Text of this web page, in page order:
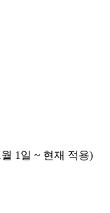
1일 ~ 현재 적용)